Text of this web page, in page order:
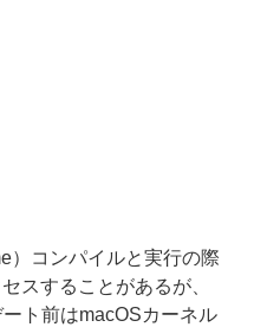
コンパイルと実行の際
スすることがあるが、
ート前はmacOSカーネル